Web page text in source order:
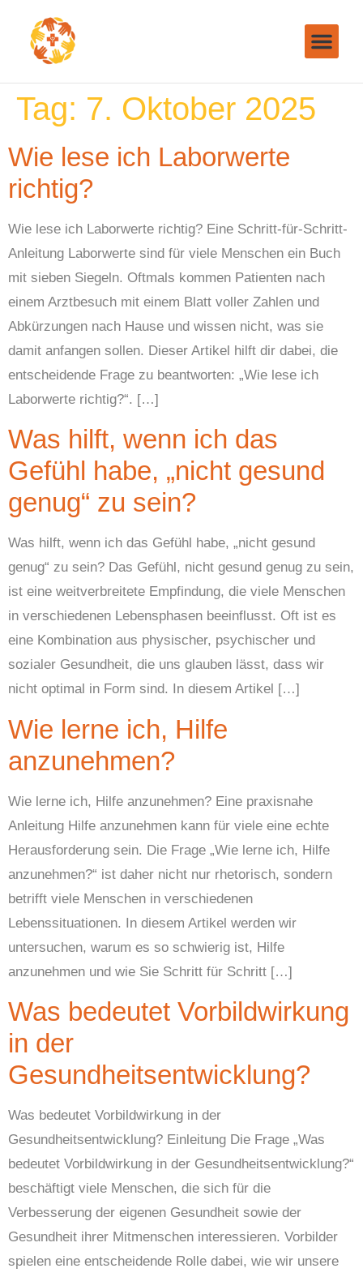
Tag: 7. Oktober 2025
Wie lese ich Laborwerte
richtig?
Wie lese ich Laborwerte richtig? Eine Schritt-für-Schritt-
Anleitung Laborwerte sind für viele Menschen ein Buch
mit sieben Siegeln. Oftmals kommen Patienten nach
einem Arztbesuch mit einem Blatt voller Zahlen und
Abkürzungen nach Hause und wissen nicht, was sie
damit anfangen sollen. Dieser Artikel hilft dir dabei, die
entscheidende Frage zu beantworten: „Wie lese ich
Laborwerte richtig?“. […]
Was hilft, wenn ich das
Gefühl habe, „nicht gesund
genug“ zu sein?
Was hilft, wenn ich das Gefühl habe, „nicht gesund
genug“ zu sein? Das Gefühl, nicht gesund genug zu sein,
ist eine weitverbreitete Empfindung, die viele Menschen
in verschiedenen Lebensphasen beeinflusst. Oft ist es
eine Kombination aus physischer, psychischer und
sozialer Gesundheit, die uns glauben lässt, dass wir
nicht optimal in Form sind. In diesem Artikel […]
Wie lerne ich, Hilfe
anzunehmen?
Wie lerne ich, Hilfe anzunehmen? Eine praxisnahe
Anleitung Hilfe anzunehmen kann für viele eine echte
Herausforderung sein. Die Frage „Wie lerne ich, Hilfe
anzunehmen?“ ist daher nicht nur rhetorisch, sondern
betrifft viele Menschen in verschiedenen
Lebenssituationen. In diesem Artikel werden wir
untersuchen, warum es so schwierig ist, Hilfe
anzunehmen und wie Sie Schritt für Schritt […]
Was bedeutet Vorbildwirkung
in der
Gesundheitsentwicklung?
Was bedeutet Vorbildwirkung in der
Gesundheitsentwicklung? Einleitung Die Frage „Was
bedeutet Vorbildwirkung in der Gesundheitsentwicklung?“
beschäftigt viele Menschen, die sich für die
Verbesserung der eigenen Gesundheit sowie der
Gesundheit ihrer Mitmenschen interessieren. Vorbilder
spielen eine entscheidende Rolle dabei, wie wir unsere